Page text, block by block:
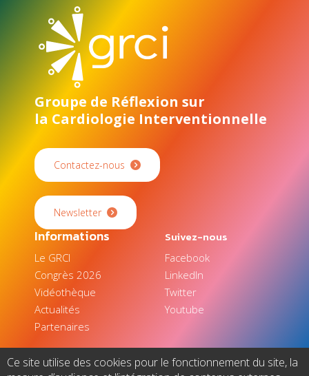
Groupe de Réflexion sur
la Cardiologie Interventionnelle
Contactez-nous
Newsletter
Informations
Le GRCI
Congrès 2026
Vidéothèque
Actualités
Partenaires
Suivez-nous
Facebook
LinkedIn
Twitter
Youtube
© 2025 - Europa Organisation - Tous droits réservés |
Ce site utilise des cookies pour le fonctionnement du site, la